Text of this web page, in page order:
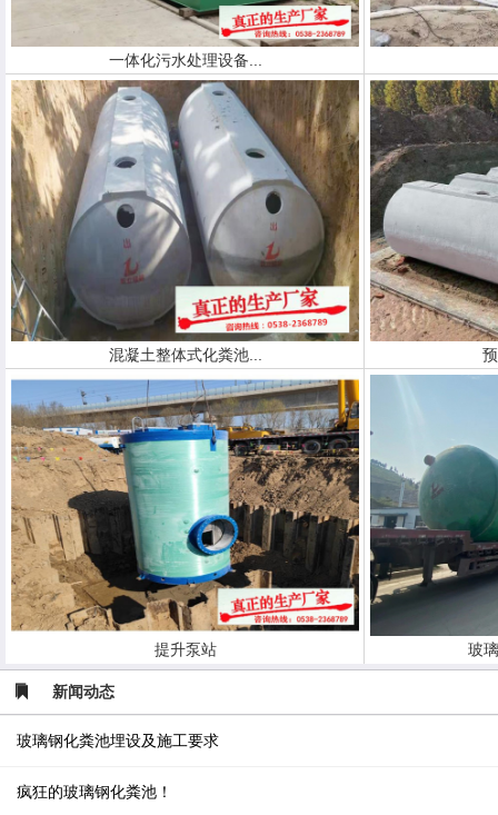
一体化污水处理设备...
混凝土整体式化粪池...
提升泵站 玻
新闻动态
玻璃钢化粪池埋设及施工要求
疯狂的玻璃钢化粪池！